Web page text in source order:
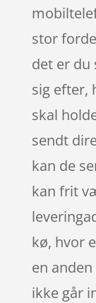
stor
det er du
sig efter,
skal
sendt
kan de
kan frit
kø, hvor
en
ikke går